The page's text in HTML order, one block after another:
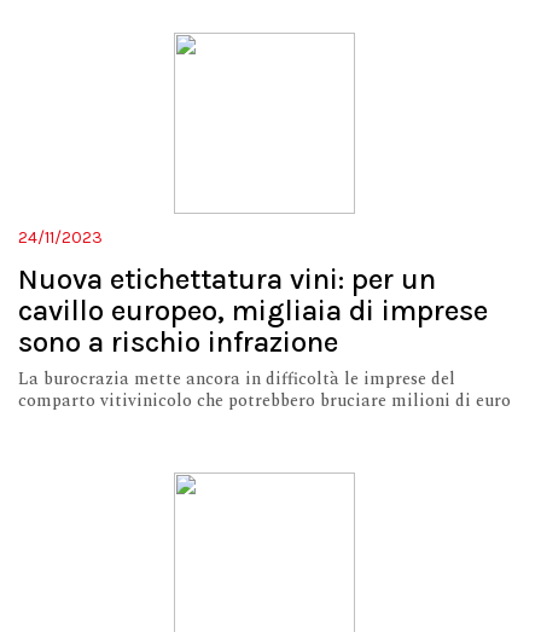
24/11/2023
Nuova etichettatura vini: per un
cavillo europeo, migliaia di imprese
sono a rischio infrazione
La burocrazia mette ancora in difficoltà le imprese del
comparto vitivinicolo che potrebbero bruciare milioni di euro